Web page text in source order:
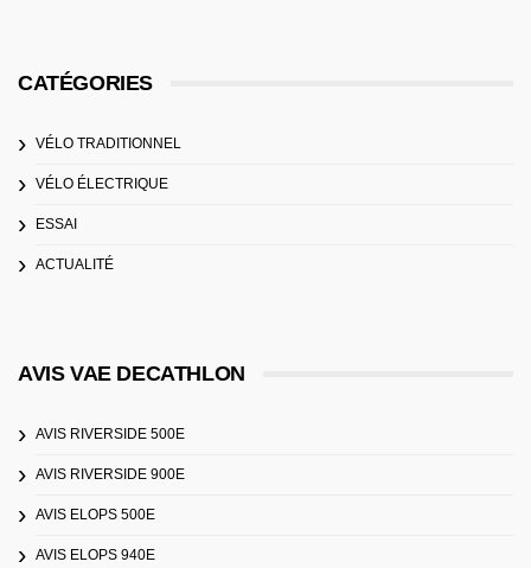
CATÉGORIES
VÉLO TRADITIONNEL
VÉLO ÉLECTRIQUE
ESSAI
ACTUALITÉ
AVIS VAE DECATHLON
AVIS RIVERSIDE 500E
AVIS RIVERSIDE 900E
AVIS ELOPS 500E
AVIS ELOPS 940E